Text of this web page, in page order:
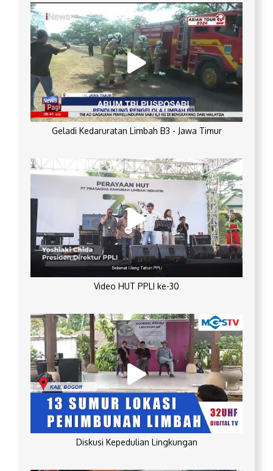
Geladi Kedaruratan Limbah B3 - Jawa Timur
Video HUT PPLI ke-30
Diskusi Kepedulian Lingkungan